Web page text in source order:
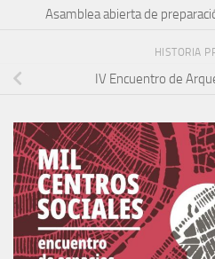
Asamblea abierta de
HISTORIA
IV Encuentro de